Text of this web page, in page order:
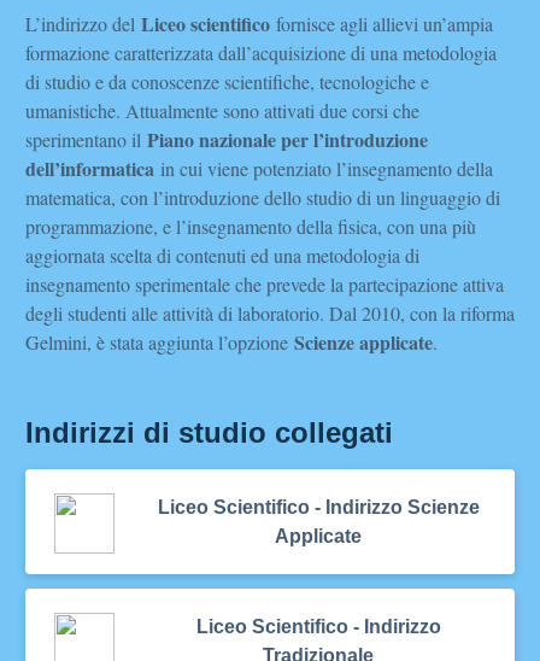
L’indirizzo del Liceo scientifico fornisce agli allievi un’ampia
formazione caratterizzata dall’acquisizione di una metodologia
di studio e da conoscenze scientifiche, tecnologiche e
umanistiche. Attualmente sono attivati due corsi che
sperimentano il Piano nazionale per l’introduzione
dell’informatica in cui viene potenziato l’insegnamento della
matematica, con l’introduzione dello studio di un linguaggio di
programmazione, e l’insegnamento della fisica, con una più
aggiornata scelta di contenuti ed una metodologia di
insegnamento sperimentale che prevede la partecipazione attiva
degli studenti alle attività di laboratorio. Dal 2010, con la riforma
Gelmini, è stata aggiunta l’opzione Scienze applicate.
Indirizzi di studio collegati
Liceo Scientifico - Indirizzo Scienze
Applicate
Liceo Scientifico - Indirizzo
Tradizionale